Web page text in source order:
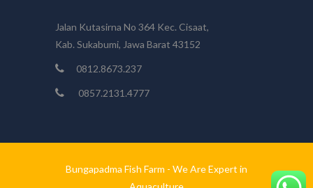
Jalan Kutasirna No 364 Kec. Cisaat,
Kab. Sukabumi, Jawa Barat 43152
0812.8673.237
0857.2131.4777
Bungapadma Fish Farm - We Are Expert in